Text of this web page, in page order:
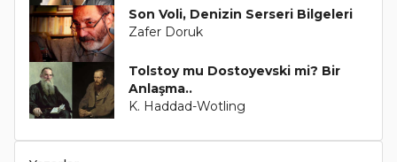
Son Voli, Denizin Serseri Bilgeleri
Zafer Doruk
Tolstoy mu Dostoyevski mi? Bir
Anlaşma..
K. Haddad-Wotling